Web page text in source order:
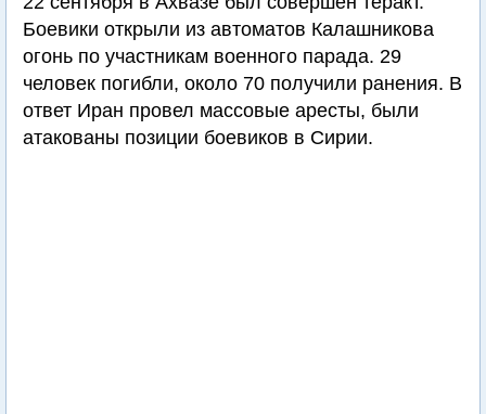
Боевики открыли из автоматов Калашникова
огонь по участникам военного парада. 29
человек погибли, около 70 получили ранения. В
ответ Иран провел массовые аресты, были
атакованы позиции боевиков в Сирии.